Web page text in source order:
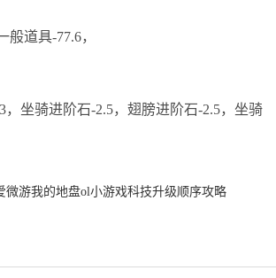
道具-77.6，
坐骑进阶石-2.5，翅膀进阶石-2.5，坐骑
微游我的地盘ol小游戏科技升级顺序攻略